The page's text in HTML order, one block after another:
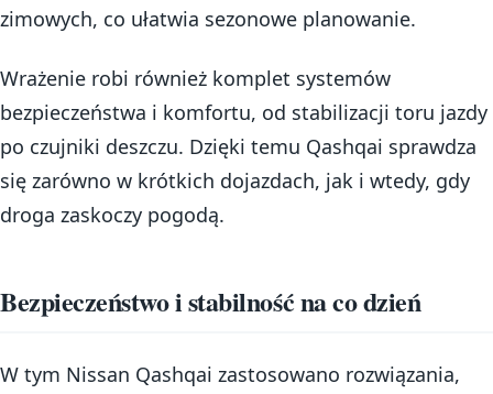
zimowych, co ułatwia sezonowe planowanie.
Wrażenie robi również komplet systemów
bezpieczeństwa i komfortu, od stabilizacji toru jazdy
po czujniki deszczu. Dzięki temu Qashqai sprawdza
się zarówno w krótkich dojazdach, jak i wtedy, gdy
droga zaskoczy pogodą.
Bezpieczeństwo i stabilność na co dzień
W tym Nissan Qashqai zastosowano rozwiązania,